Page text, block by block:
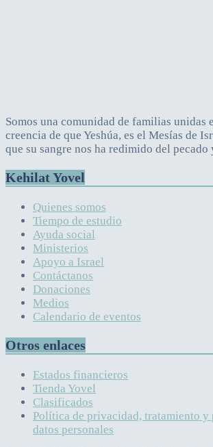
Somos una comunidad de familias unidas
creencia de que Yeshúa, es el Mesías de
que su sangre nos ha redimido del pecado
Kehilat Yovel
Quienes somos
Tiempo de estudio
Ayuda social
Ministerios
Apoyo a Israel
Contáctanos
Donaciones
Medios
Calendario de eventos
Otros enlaces
Estados financieros
Tienda Yovel
Clasificados
Política de privacidad, tratamiento y
datos personales